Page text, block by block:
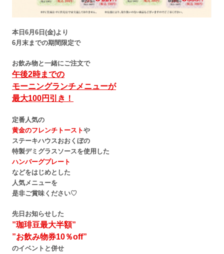
本日6月6日(金)より
6月末までの期間限定で
お飲み物と一緒にご注文で
午後2時までの
モーニングランチメニューが
最大100円引き！
定番人気の
黄金のフレンチトーストや
ステーキハウスおおくぼの
特製デミグラスソースを使用した
ハンバーグプレート
などをはじめとした
人気メニューを
是非ご賞味ください♡
先日お知らせした
”珈琲豆最大半額”
”お飲み物券10％off”
のイベントと併せ